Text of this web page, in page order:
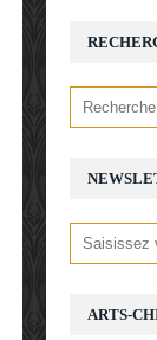
ARTS-